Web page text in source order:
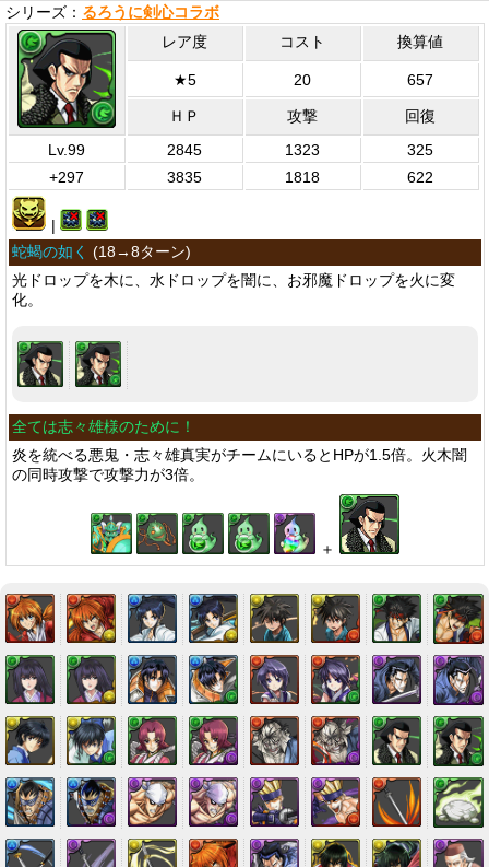
シリーズ： るろうに剣心コラボ
レア度 コスト 換算値
★5 20 657
ＨＰ 攻撃
回復
Lv.99
2845 1323
325
+297
3835 1818 622
|
蛇蝎の如く (18→8ターン)
光ドロップを木に、水ドロップを闇に、お邪魔ドロップを火に変
化。
全ては志々雄様のために！
炎を統べる悪鬼・志々雄真実がチームにいるとHPが1.5倍。火木闇
の同時攻撃で攻撃力が3倍。
＋